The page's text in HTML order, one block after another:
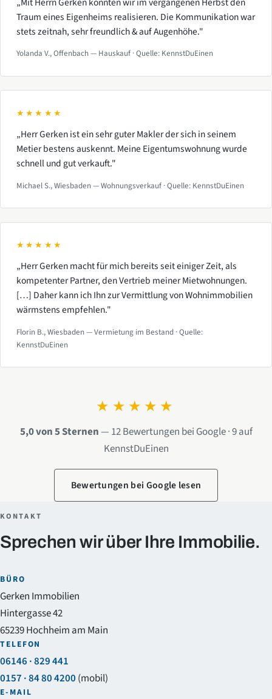
Traum eines Eigenheims realisieren. Die Kommunikation war
stets zeitnah, sehr freundlich & auf Augenhöhe."
Yolanda V., Offenbach — Hauskauf · Quelle: KennstDuEinen
★★★★★
„Herr Gerken ist ein sehr guter Makler der sich in seinem
Metier bestens auskennt. Meine Eigentumswohnung wurde
schnell und gut verkauft."
Michael S., Wiesbaden — Wohnungsverkauf · Quelle: KennstDuEinen
★★★★★
„Herr Gerken macht für mich bereits seit einiger Zeit, als
kompetenter Partner, den Vertrieb meiner Mietwohnungen.
[…] Daher kann ich Ihn zur Vermittlung von Wohnimmobilien
wärmstens empfehlen."
Florin B., Wiesbaden — Vermietung im Bestand · Quelle:
KennstDuEinen
★★★★★
5,0 von 5 Sternen— 12 Bewertungen bei Google · 9 auf
KennstDuEinen
Bewertungen bei Google lesen
KONTAKT
Sprechen wir über Ihre Immobilie.
BÜRO
Gerken Immobilien
Hintergasse 42
65239 Hochheim am Main
TELEFON
06146 · 829 441
0157 · 84 80 4200 (mobil)
E-MAIL